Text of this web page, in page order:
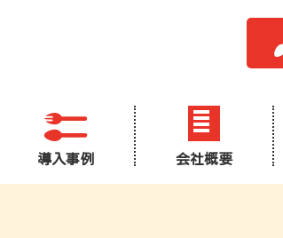
導入事例 会社概要